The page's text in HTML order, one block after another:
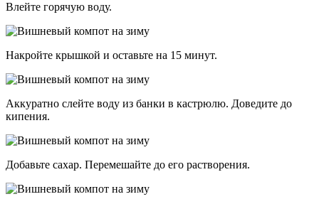
Влейте горячую воду.
Накройте крышкой и оставьте на 15 минут.
Аккуратно слейте воду из банки в кастрюлю. Доведите до
кипения.
Добавьте сахар. Перемешайте до его растворения.